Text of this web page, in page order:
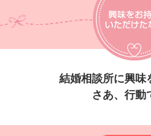
結婚相談所に興味
さあ、行動